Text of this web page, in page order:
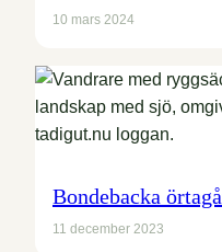
10 mars 2024
Bondebacka
11 december 2023